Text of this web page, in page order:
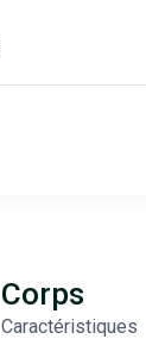
Corps
Caractéristiques